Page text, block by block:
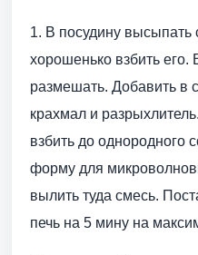
1. В посудину высыпать
хорошенько взбить его.
размешать. Добавить в
крахмал и
взбить до однородного
форму для
вылить туда смесь.
печь на 5 мину на